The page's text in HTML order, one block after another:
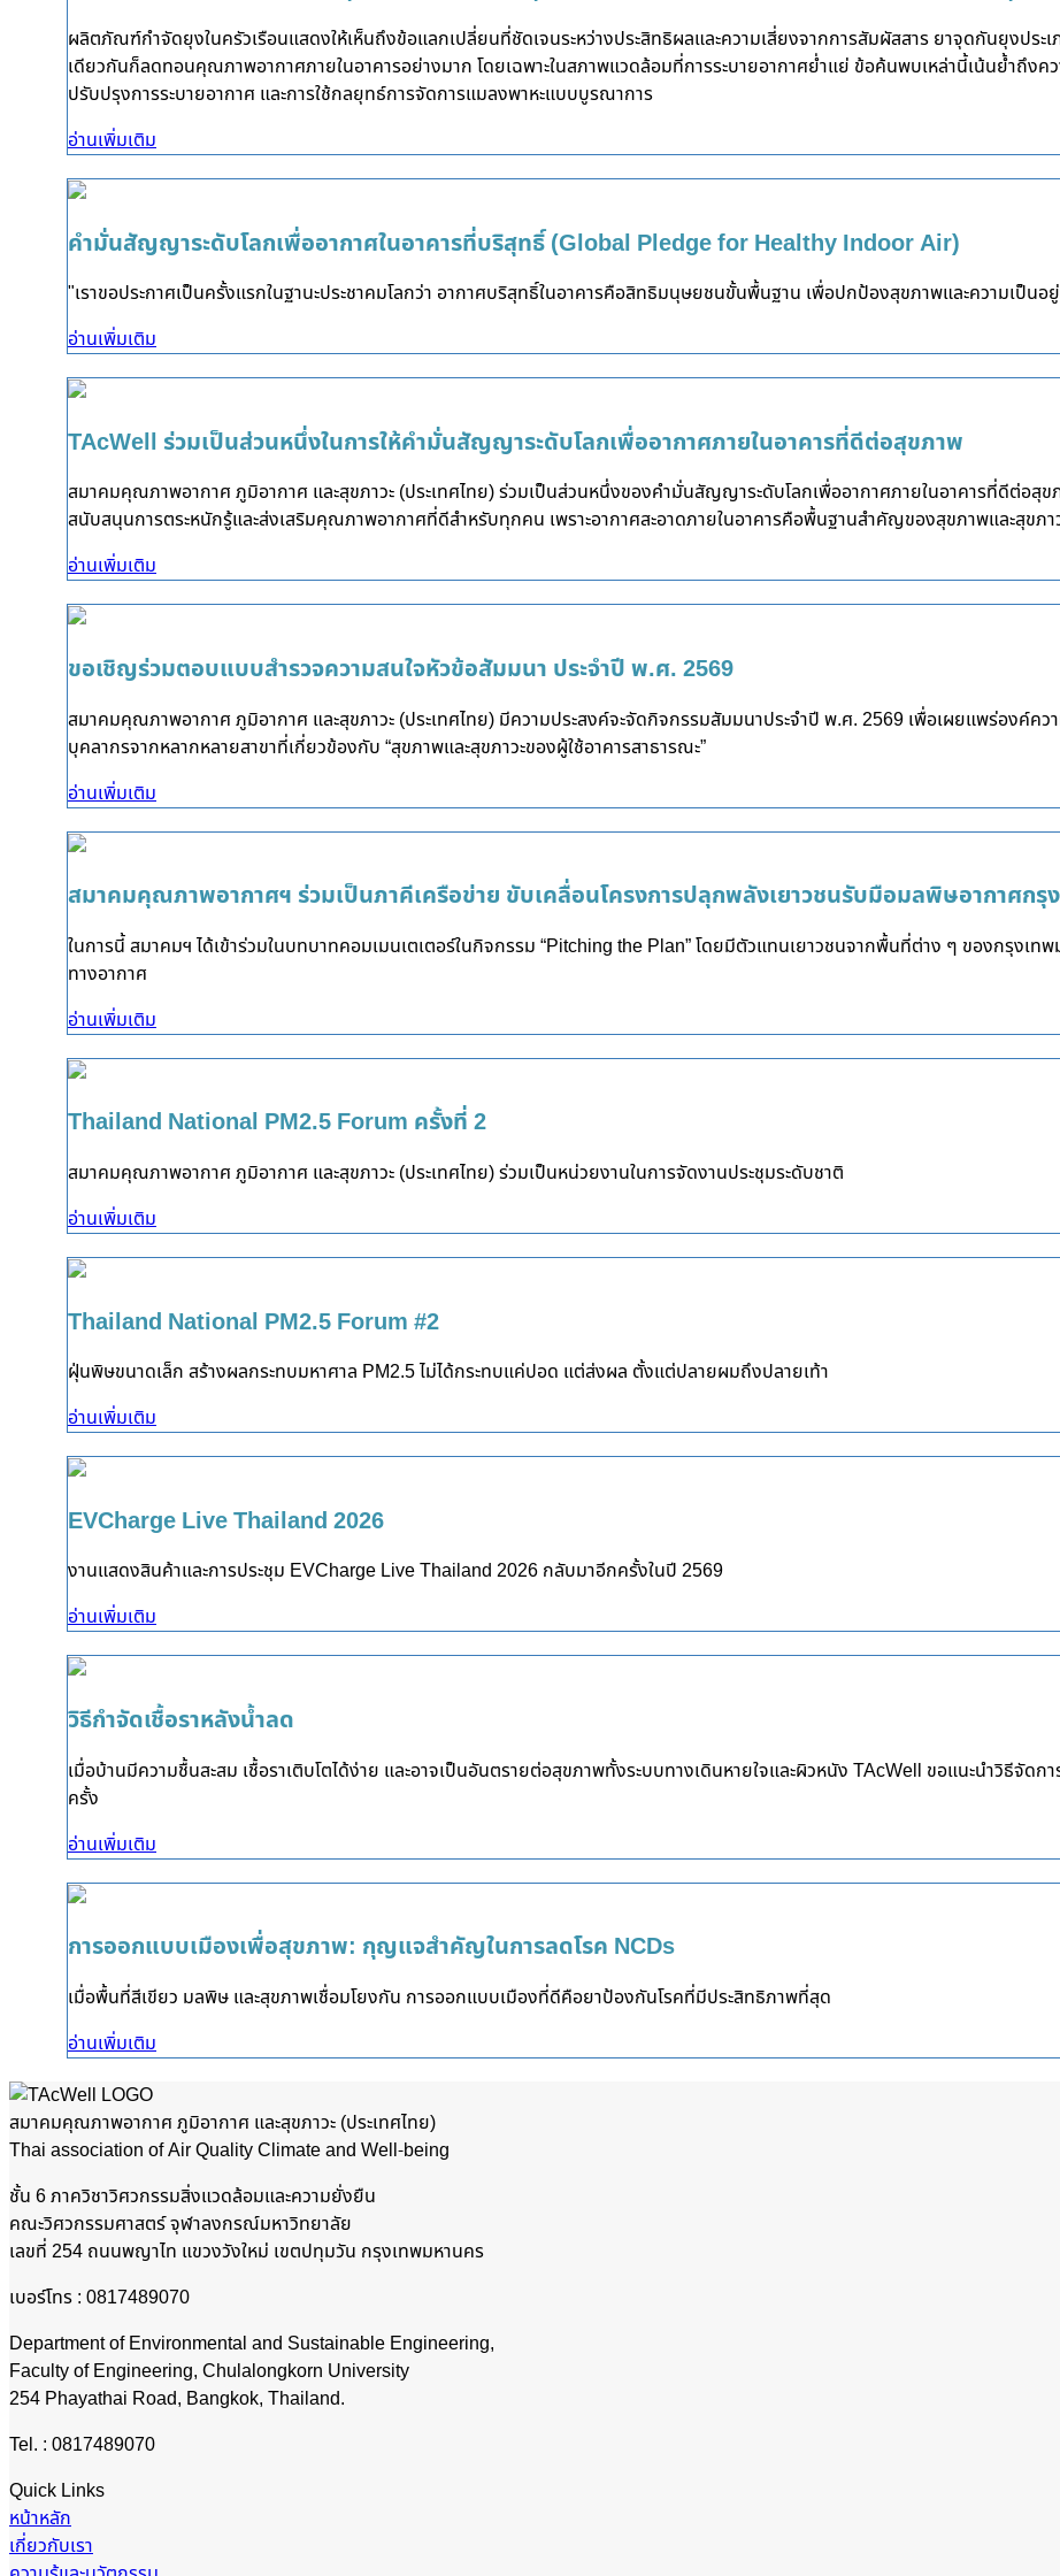
ผลิตภัณฑ์กำจัดยุงในครัวเรือนแสดงให้เห็นถึงข้อแลกเปลี่ยนที่ชัดเจนระหว่างประสิทธิผลและความเสี่ยงจากการสัมผัสสาร ยาจุดกันยุงประ
เดียวกันก็ลดทอนคุณภาพอากาศภายในอาคารอย่างมาก โดยเฉพาะในสภาพแวดล้อมที่การระบายอากาศย่ำแย่ ข้อค้นพบเหล่านี้เน้นย้ำถึง
ปรับปรุงการระบายอากาศ และการใช้กลยุทธ์การจัดการแมลงพาหะแบบบูรณาการ
อ่านเพิ่มเติม
คำมั่นสัญญาระดับโลกเพื่ออากาศในอาคารที่บริสุทธิ์ (Global Pledge for Healthy Indoor Air)
"เราขอประกาศเป็นครั้งแรกในฐานะประชาคมโลกว่า อากาศบริสุทธิ์ในอาคารคือสิทธิมนุษยชนขั้นพื้นฐาน เพื่อปกป้องสุขภาพและความเป็น
อ่านเพิ่มเติม
TAcWell ร่วมเป็นส่วนหนึ่งในการให้คำมั่นสัญญาระดับโลกเพื่ออากาศภายในอาคารที่ดีต่อสุขภาพ
สมาคมคุณภาพอากาศ ภูมิอากาศ และสุขภาวะ (ประเทศไทย) ร่วมเป็นส่วนหนึ่งของคำมั่นสัญญาระดับโลกเพื่ออากาศภายในอาคารที่ดีต่อสุ
สนับสนุนการตระหนักรู้และส่งเสริมคุณภาพอากาศที่ดีสำหรับทุกคน เพราะอากาศสะอาดภายในอาคารคือพื้นฐานสำคัญของสุขภาพและสุขภ
อ่านเพิ่มเติม
ขอเชิญร่วมตอบแบบสำรวจความสนใจหัวข้อสัมมนา ประจำปี พ.ศ. 2569
สมาคมคุณภาพอากาศ ภูมิอากาศ และสุขภาวะ (ประเทศไทย) มีความประสงค์จะจัดกิจกรรมสัมมนาประจำปี พ.ศ. 2569 เพื่อเผยแพร่องค์ควา
บุคลากรจากหลากหลายสาขาที่เกี่ยวข้องกับ “สุขภาพและสุขภาวะของผู้ใช้อาคารสาธารณะ”
อ่านเพิ่มเติม
สมาคมคุณภาพอากาศฯ ร่วมเป็นภาคีเครือข่าย ขับเคลื่อนโครงการปลุกพลังเยาวชนรับมือมลพิษอากาศกรุ
ในการนี้ สมาคมฯ ได้เข้าร่วมในบทบาทคอมเมนเตเตอร์ในกิจกรรม “Pitching the Plan” โดยมีตัวแทนเยาวชนจากพื้นที่ต่าง ๆ ของกรุง
ทางอากาศ
อ่านเพิ่มเติม
Thailand National PM2.5 Forum ครั้งที่ 2
สมาคมคุณภาพอากาศ ภูมิอากาศ และสุขภาวะ (ประเทศไทย) ร่วมเป็นหน่วยงานในการจัดงานประชุมระดับชาติ
อ่านเพิ่มเติม
Thailand National PM2.5 Forum #2
ฝุ่นพิษขนาดเล็ก สร้างผลกระทบมหาศาล PM2.5 ไม่ได้กระทบแค่ปอด แต่ส่งผล ตั้งแต่ปลายผมถึงปลายเท้า
อ่านเพิ่มเติม
EVCharge Live Thailand 2026
งานแสดงสินค้าและการประชุม EVCharge Live Thailand 2026 กลับมาอีกครั้งในปี 2569
อ่านเพิ่มเติม
วิธีกำจัดเชื้อราหลังน้ำลด
เมื่อบ้านมีความชื้นสะสม เชื้อราเติบโตได้ง่าย และอาจเป็นอันตรายต่อสุขภาพทั้งระบบทางเดินหายใจและผิวหนัง TAcWell ขอแนะนำวิธีจัด
ครั้ง
อ่านเพิ่มเติม
การออกแบบเมืองเพื่อสุขภาพ: กุญแจสำคัญในการลดโรค NCDs
เมื่อพื้นที่สีเขียว มลพิษ และสุขภาพเชื่อมโยงกัน การออกแบบเมืองที่ดีคือยาป้องกันโรคที่มีประสิทธิภาพที่สุด
อ่านเพิ่มเติม
สมาคมคุณภาพอากาศ​ ภูมิอากาศ และสุขภาวะ (ประเทศไทย)
Thai association of Air Quality Climate and Well-being
ชั้น 6 ภาควิชาวิศวกรรมสิ่งแวดล้อมและความยั่งยืน
คณะวิศวกรรมศาสตร์ จุฬาลงกรณ์มหาวิทยาลัย
เลขที่ 254 ถนนพญาไท แขวงวังใหม่ เขตปทุมวัน กรุงเทพมหานคร
เบอร์โทร : 0817489070
Department of Environmental and Sustainable Engineering,
Faculty of Engineering, Chulalongkorn University
254 Phayathai Road, Bangkok, Thailand.
Tel. : 0817489070
Quick Links
หน้าหลัก
เกี่ยวกับเรา